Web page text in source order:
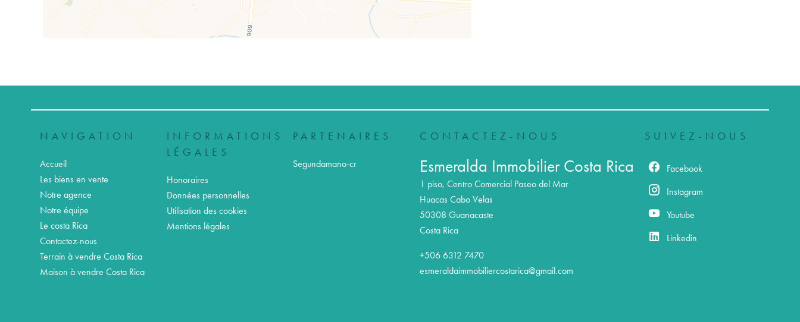
NAVIGATION
Accueil
Les biens en vente
Notre agence
Notre équipe
Le costa Rica
Contactez-nous
Terrain à vendre Costa Rica
Maison à vendre Costa Rica
INFORMATIONS
LÉGALES
Honoraires
Données personnelles
Utilisation des cookies
Mentions légales
PARTENAIRES
Segundamano-cr
CONTACTEZ-NOUS
Esmeralda Immobilier Costa Rica
1 piso, Centro Comercial Paseo del Mar
Huacas Cabo Velas
50308 Guanacaste
Costa Rica
+506 6312 7470
esmeraldaimmobiliercostarica@gmail.com
SUIVEZ-NOUS
Facebook
Instagram
Youtube
Linkedin